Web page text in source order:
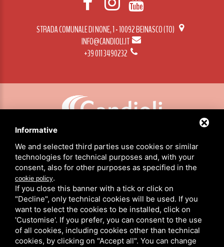
STRADA COMUNALE DI NONE, 1 - 10092 BEINASCO (TO)
INFO@CANDIOLI.IT
+39 011 3490232
CANDIOLI SRL: P.IVA/C.F. 10358790011 / SEDE: STRADA COMUNALE DI NONE, 1 - 10092 BEINASCO (TO)
HOME
PRODUTOS
SOBRE NÓS
NOTÍCIAS
CANDIOLI NO MUNDO
CONTATOS
ÁREA RESERVADA
Informative
We and selected third parties use cookies or similar
technologies for technical purposes and, with your
consent, also for other purposes as specified in the
cookie policy.
If you close this banner with a tick or click on
"Decline", only technical cookies will be used. If you
want to select the cookies to be installed, click on
'Customise'. If you prefer, you can consent to the use
of all cookies, including cookies other than technical
cookies, by clicking on "Accept all". You can change